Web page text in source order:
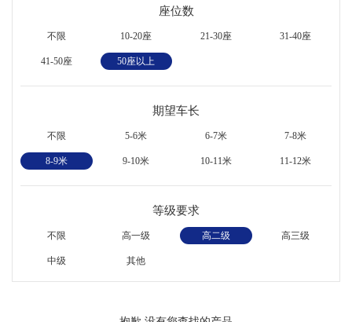
座位数
不限 10-20座 21-30座 31-40座
41-50座 50座以上
期望车长
不限 5-6米 6-7米 7-8米
8-9米 9-10米 10-11米 11-12米
等级要求
不限 高一级 高二级 高三级
中级 其他